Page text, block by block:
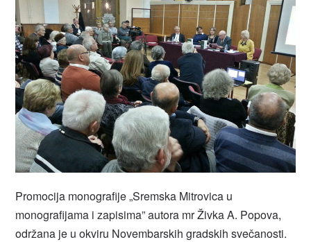
Promocija monografije „Sremska Mitrovica u
monografijama i zapisima” autora mr Živka A. Popova,
održana je u okviru Novembarskih gradskih svečanosti.